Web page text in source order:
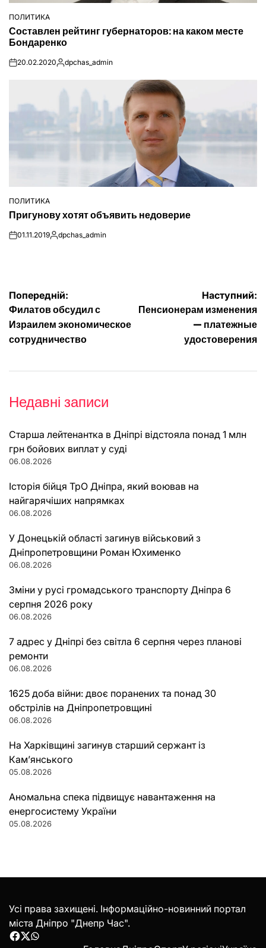
ОПУБЛІКУВАТИ
У
ПОЛИТИКА
Составлен рейтинг губернаторов: на каком месте
Бондаренко
on20.02.2020Опубліковано
dpchas_admin
ОПУБЛІКУВАТИ
ПОЛИТИКА
Пригунову хотят объявить недоверие
on01.11.2019Опубліковано
dpchas_admin
Навігація
записів
Попередній:
Филатов обсудил с
Израилем экономическое
сотрудничество
Наступний:
Пенсионерам изменения
— платежные
удостоверения
Недавні записи
Старша лейтенантка в Дніпрі відстояла понад 1 млн
грн бойових виплат у суді
06.08.2026
Історія бійця ТрО Дніпра, який воював на
найгарячіших напрямках
06.08.2026
У Донецькій області загинув військовий з
Дніпропетровщини Роман Юхименко
06.08.2026
Зміни у русі громадського транспорту Дніпра 6
серпня 2026 року
06.08.2026
7 адрес у Дніпрі без світла 6 серпня через планові
ремонти
06.08.2026
1625 доба війни: двоє поранених та понад 30
обстрілів на Дніпропетровщині
06.08.2026
На Харківщині загинув старший сержант із
Кам’янського
05.08.2026
Аномальна спека підвищує навантаження на
енергосистему України
05.08.2026
Усі права захищені. Інформаційно-новинний портал
міста Дніпро "Днепр Час".
Facebook
Twitter
WhatsApp